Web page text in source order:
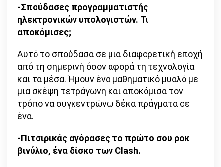
-Σπούδασες προγραμματιστής
ηλεκτρονικών υπολογιστών. Τι
αποκόμισες;
Αυτό το σπούδασα σε μια διαφορετική εποχή
από τη σημερινή όσον αφορά τη τεχνολογία
και τα μέσα. Ήμουν ένα μαθηματικό μυαλό με
μια σκέψη τετράγωνη και αποκόμισα τον
τρόπο να συγκεντρώνω δέκα πράγματα σε
ένα.
-Πιτσιρικάς αγόρασες το πρώτο σου ροκ
βινύλιο, ένα δίσκο των Clash.